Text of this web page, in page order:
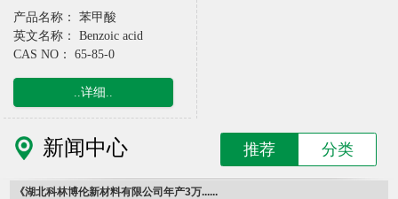
产品名称： 苯甲酸
英文名称： Benzoic acid
CAS NO： 65-85-0
..详细..
新闻中心 推荐 分类
《湖北科林博伦新材料有限公司年产3万......